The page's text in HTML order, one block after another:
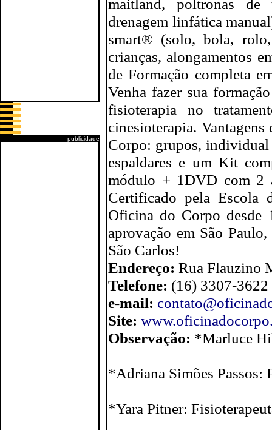
publicidade
maitland, poltronas de
drenagem linfática
smart® (solo, bola,
crianças, alongamentos
de Formação completa
Venha fazer sua
fisioterapia no
cinesioterapia.
Corpo: grupos, individual
espaldares e um Kit
módulo + 1DVD com 2
Certificado pela Escola
Oficina do Corpo desde
aprovação em São
São Carlos!
Endereço: Rua Flauzino
Telefone: (16) 3307-
e-mail:
Site:
Observação: *Marluce
*Adriana Simões Passos:
*Yara Pitner: